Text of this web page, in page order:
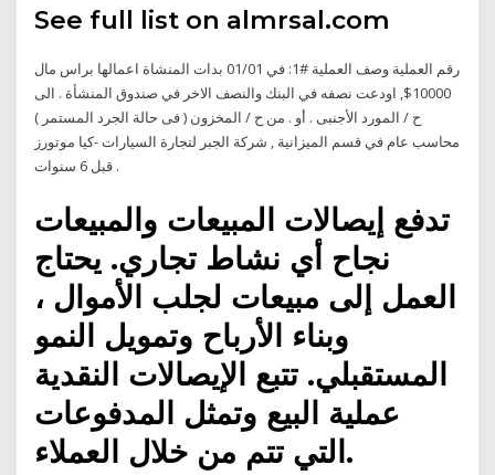
See full list on almrsal.com
رقم العملية وصف العملية #1: في 01/01 بدات المنشاة اعمالها براس مال
10000$, اودعت نصفه في البنك والنصف الاخر في صندوق المنشأة . الى
ح / المورد الأجنبى . أو . من ح / المخزون ( فى حالة الجرد المستمر )
محاسب عام في قسم الميزانية , شركة الجبر لتجارة السيارات -كيا موتورز
قبل 6 سنوات .
تدفع إيصالات المبيعات والمبيعات
نجاح أي نشاط تجاري. يحتاج
العمل إلى مبيعات لجلب الأموال ،
وبناء الأرباح وتمويل النمو
المستقبلي. تتبع الإيصالات النقدية
عملية البيع وتمثل المدفوعات
التي تتم من خلال العملاء.